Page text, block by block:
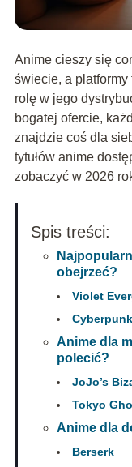
Anime cieszy się
świecie, a
rolę w jego
bogatej ofercie,
znajdzie coś dla
tytułów anime
zobaczyć w 2026
Spis treści:
obejrzeć?
Violet
Anime dla
polecić?
JoJo’s
Tokyo
Anime dla
Berserk